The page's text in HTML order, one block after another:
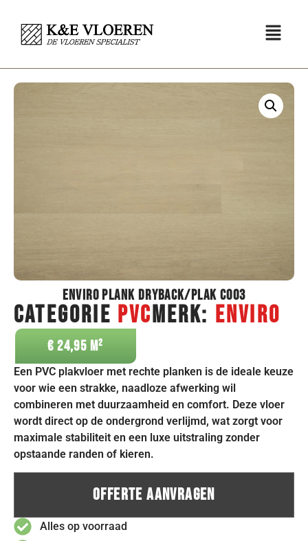
Enviro Plank Dryback/Plak C003
Categorie PVCMerk: Enviro
€ 24,95
Een PVC plakvloer met rechte planken is de ideale keuze
voor wie een strakke, naadloze afwerking wil
combineren met duurzaamheid en comfort. Deze vloer
wordt direct op de ondergrond verlijmd, wat zorgt voor
maximale stabiliteit en een luxe uitstraling zonder
opstaande randen of kieren.
Offerte Aanvragen
Alles op voorraad